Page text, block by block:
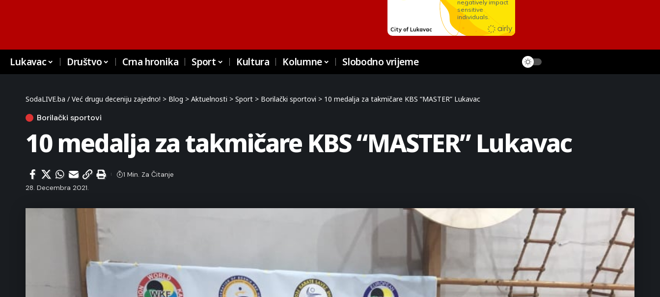
Lukavac Društvo Crna hronika Sport Kultura Kolumne Slobodno vrijeme
SodaLIVE.ba / Već drugu deceniju zajedno! > Blog > Aktuelnosti > Sport > Borilački sportovi > 10 medalja za takmičare KBS “MASTER” Lukavac
Borilački sportovi
10 medalja za takmičare KBS “MASTER” Lukavac
28. Decembra 2021.
1 Min. Za Čitanje